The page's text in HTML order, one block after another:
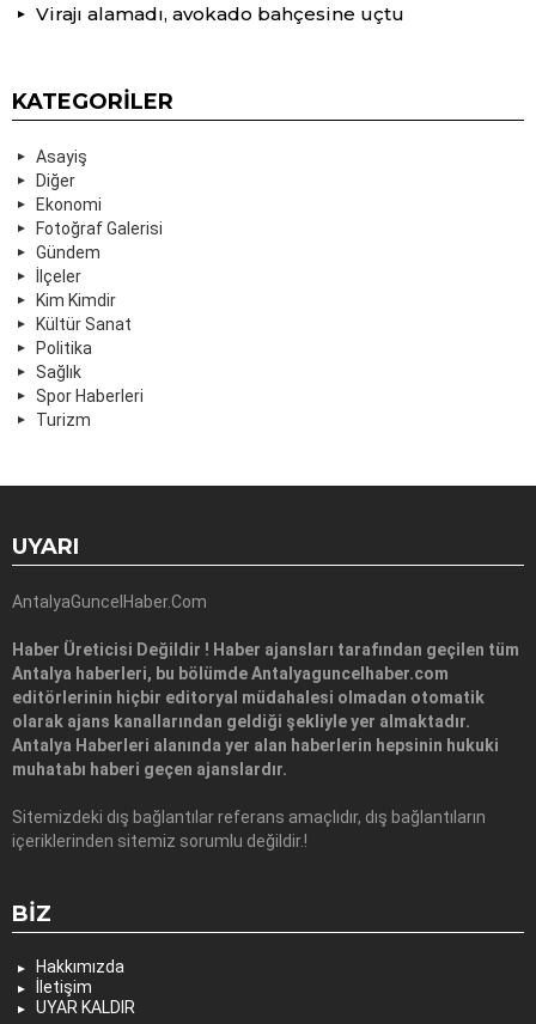
Virajı alamadı, avokado bahçesine uçtu
KATEGORILER
Asayiş
Diğer
Ekonomi
Fotoğraf Galerisi
Gündem
İlçeler
Kim Kimdir
Kültür Sanat
Politika
Sağlık
Spor Haberleri
Turizm
UYARI
AntalyaGuncelHaber.Com
Haber Üreticisi Değildir ! Haber ajansları tarafından geçilen tüm
Antalya haberleri, bu bölümde Antalyaguncelhaber.com
editörlerinin hiçbir editoryal müdahalesi olmadan otomatik
olarak ajans kanallarından geldiği şekliyle yer almaktadır.
Antalya Haberleri alanında yer alan haberlerin hepsinin hukuki
muhatabı haberi geçen ajanslardır.
Sitemizdeki dış bağlantılar referans amaçlıdır, dış bağlantıların
içeriklerinden sitemiz sorumlu değildir.!
BIZ
Hakkımızda
İletişim
UYAR KALDIR